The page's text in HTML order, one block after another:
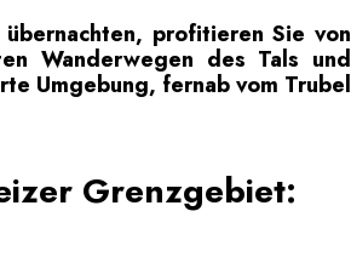
profitieren Sie von
Wanderwegen des Tals und
Umgebung, fernab vom Trubel
Grenzgebiet: